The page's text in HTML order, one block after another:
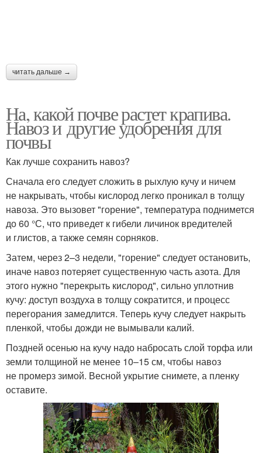
читать дальше →
На, какой почве растет крапива.
Навоз и другие удобрения для
почвы
Как лучше сохранить навоз?
Сначала его следует сложить в рыхлую кучу и ничем
не накрывать, чтобы кислород легко проникал в толщу
навоза. Это вызовет "горение", температура поднимется
до 60 °С, что приведет к гибели личинок вредителей
и глистов, а также семян сорняков.
Затем, через 2–3 недели, "горение" следует остановить,
иначе навоз потеряет существенную часть азота. Для
этого нужно "перекрыть кислород", сильно уплотнив
кучу: доступ воздуха в толщу сократится, и процесс
перегорания замедлится. Теперь кучу следует накрыть
пленкой, чтобы дожди не вымывали калий.
Поздней осенью на кучу надо набросать слой торфа или
земли толщиной не менее 10–15 см, чтобы навоз
не промерз зимой. Весной укрытие снимете, а пленку
оставите.